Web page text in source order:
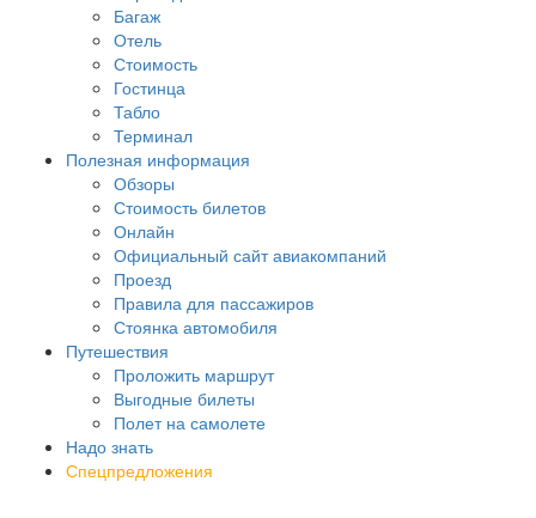
Багаж
Отель
Стоимость
Гостинца
Табло
Терминал
Полезная информация
Обзоры
Стоимость билетов
Онлайн
Официальный сайт авиакомпаний
Проезд
Правила для пассажиров
Стоянка автомобиля
Путешествия
Проложить маршрут
Выгодные билеты
Полет на самолете
Надо знать
Спецпредложения